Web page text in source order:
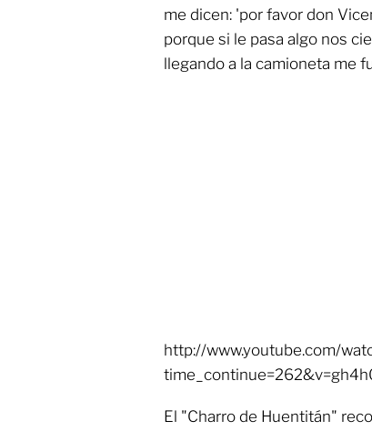
me dicen: 'por favor don
porque si le pasa algo nos
llegando a la camioneta me
http://www.youtube.com/
El "Charro de Huentitán"